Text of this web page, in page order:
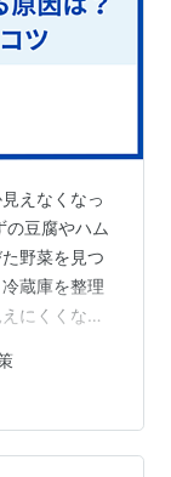
えなくなっ
の豆腐やハム
野菜を見つ
蔵庫を整理
にくくなる
ん。大切な
ているか見
冷蔵庫の奥で
にできる整